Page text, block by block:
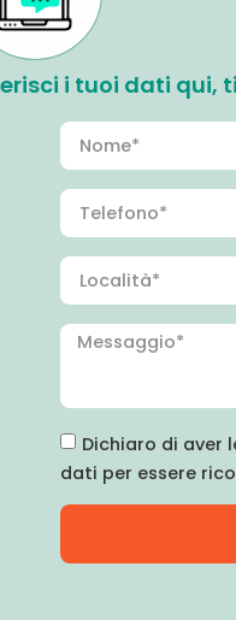
i tuoi dati qui,
Dichiaro di aver
dati per essere